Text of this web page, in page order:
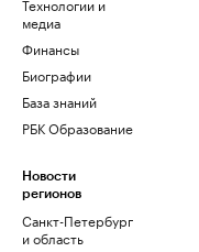
медиа
Финансы
Биографии
База знаний
РБК Образование
Новости
регионов
Санкт-Петербург
и область